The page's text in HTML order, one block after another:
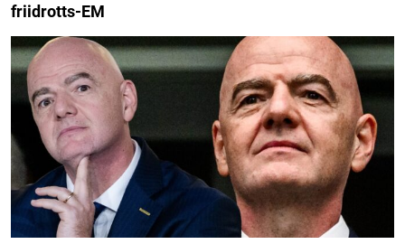
friidrotts-EM